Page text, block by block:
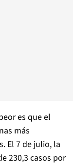
es que el
más
El 7 de julio, la
230,3 casos por